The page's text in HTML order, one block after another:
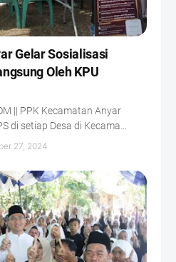
Gelar Sosialisasi
Oleh KPU
|| PPK Kecamatan Anyar
di setiap Desa di Kecama…
27, 2024